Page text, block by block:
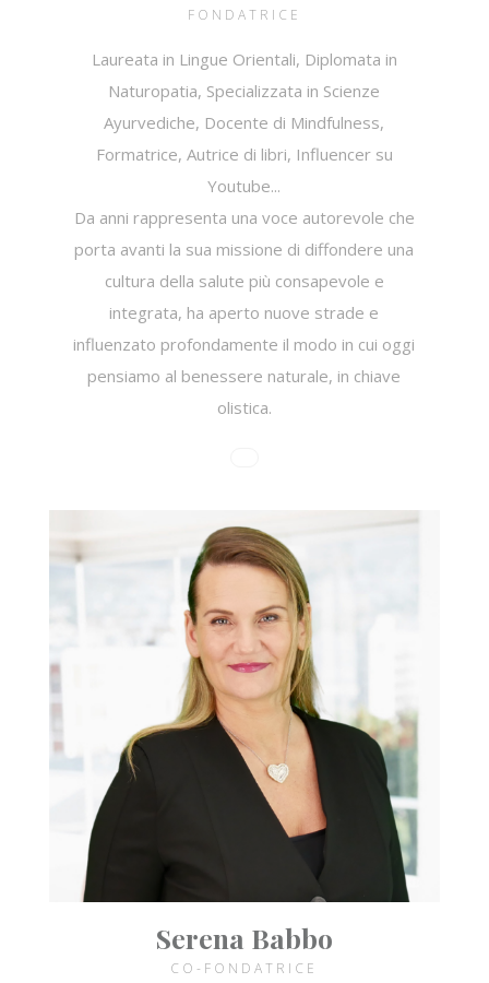
FONDATRICE
Laureata in Lingue Orientali, Diplomata in
Naturopatia, Specializzata in Scienze
Ayurvediche, Docente di Mindfulness,
Formatrice, Autrice di libri, Influencer su
Youtube...
Da anni rappresenta una voce autorevole che
porta avanti la sua missione di diffondere una
cultura della salute più consapevole e
integrata, ha aperto nuove strade e
influenzato profondamente il modo in cui oggi
pensiamo al benessere naturale, in chiave
olistica.
Serena Babbo
CO-FONDATRICE